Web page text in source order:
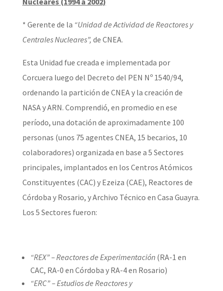
* Gerente de la “Unidad de Actividad de Reactores y
Centrales Nucleares”, de CNEA.
Esta Unidad fue creada e implementada por
Corcuera luego del Decreto del PEN Nº 1540/94,
ordenando la partición de CNEA y la creación de
NASA y ARN. Comprendió, en promedio en ese
período, una dotación de aproximadamente 100
personas (unos 75 agentes CNEA, 15 becarios, 10
colaboradores) organizada en base a 5 Sectores
principales, implantados en los Centros Atómicos
Constituyentes (CAC) y Ezeiza (CAE), Reactores de
Córdoba y Rosario, y Archivo Técnico en Casa Guayra.
Los 5 Sectores fueron:
“REX” – Reactores de Experimentación (RA-1 en
CAC, RA-0 en Córdoba y RA-4 en Rosario)
“ERC” – Estudios de Reactores y